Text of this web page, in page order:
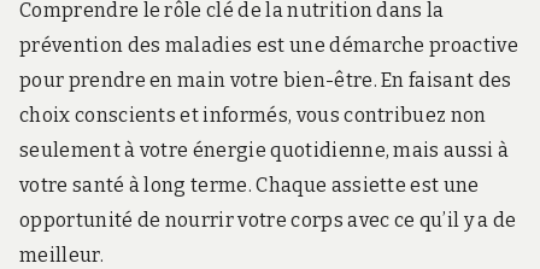
Comprendre le rôle clé de la nutrition dans la
prévention des maladies est une démarche proactive
pour prendre en main votre bien-être. En faisant des
choix conscients et informés, vous contribuez non
seulement à votre énergie quotidienne, mais aussi à
votre santé à long terme. Chaque assiette est une
opportunité de nourrir votre corps avec ce qu’il y a de
meilleur.